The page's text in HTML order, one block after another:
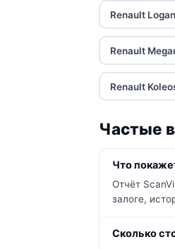
Renault Logan
Renault
Renault
Частые
Что
Отчёт
залоге,
Сколько